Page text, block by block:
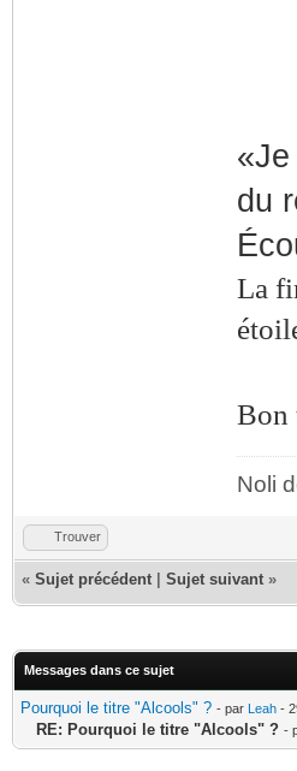
du
La
Bon
Noli
Trouver
« Sujet précédent Sujet suivant »
Messages dans ce sujet
Pourquoi le titre "Alcools" ? - par Leah -
RE: Pourquoi le titre "Alcools" ? -